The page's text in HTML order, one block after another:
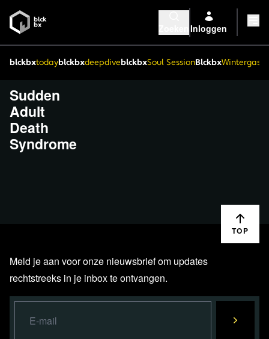
Inloggen
blckbxtodayblckbxdeepdiveblckbxSoul SessionBlckbx
Sudden
Adult
Death
Syndrome
TOP
Meld je aan voor onze nieuwsbrief om updates
rechtstreeks in je inbox te ontvangen.